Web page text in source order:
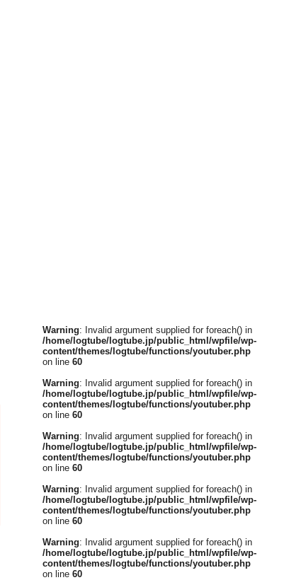
Warning: Invalid argument supplied for foreach() in
/home/logtube/logtube.jp/public_html/wpfile/wp-
content/themes/logtube/functions/youtuber.php
on line 60
Warning: Invalid argument supplied for foreach() in
/home/logtube/logtube.jp/public_html/wpfile/wp-
content/themes/logtube/functions/youtuber.php
on line 60
Warning: Invalid argument supplied for foreach() in
/home/logtube/logtube.jp/public_html/wpfile/wp-
content/themes/logtube/functions/youtuber.php
on line 60
Warning: Invalid argument supplied for foreach() in
/home/logtube/logtube.jp/public_html/wpfile/wp-
content/themes/logtube/functions/youtuber.php
on line 60
Warning: Invalid argument supplied for foreach() in
/home/logtube/logtube.jp/public_html/wpfile/wp-
content/themes/logtube/functions/youtuber.php
on line 60